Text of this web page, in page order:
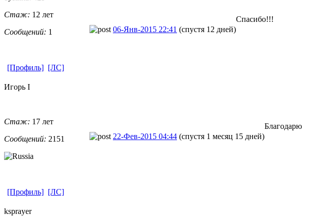
Стаж: 12 лет
Сообщений: 1 06-Янв-2015 22:41 (спустя 12 дней)
Спасибо!!!
[Профиль] [ЛС]
Игорь I
Стаж: 17 лет
Сообщений: 2151 22-Фев-2015 04:44 (спустя 1 месяц 15 дней)
Благодарю
[Профиль] [ЛС]
ksprayer